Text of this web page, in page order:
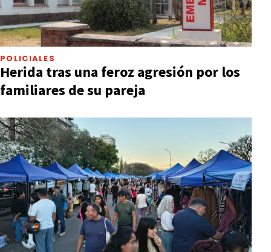
POLICIALES
Herida tras una feroz agresión por los
familiares de su pareja